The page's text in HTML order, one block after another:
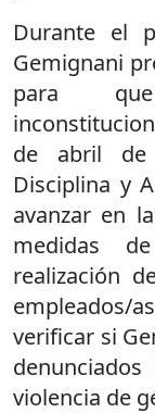
Durante el
Gemignani
para
de abril
Disciplina y
avanzar en
medidas
realización
empleados/
verificar si
violencia de